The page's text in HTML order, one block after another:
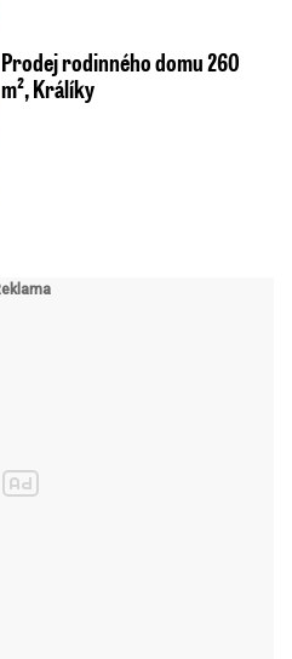
Prodej rodinného domu 260
m², Králíky